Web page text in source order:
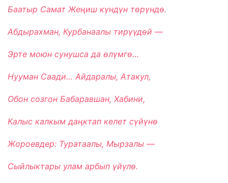
Баатыр Самат Жеңиш күндүн төрүндө.
Абдырахман, Курбанаалы тирүүдөй —
Эрте моюн сунушса да өлүмгө…
Нууман Саади… Айдаралы, Атакул,
Обон созгон Бабаравшан, Хабини,
Калыс калкым даңктап келет сүйүнө
Жороевдер: Туратаалы, Мырзалы —
Сыйлыктары улам арбып үйүлө.